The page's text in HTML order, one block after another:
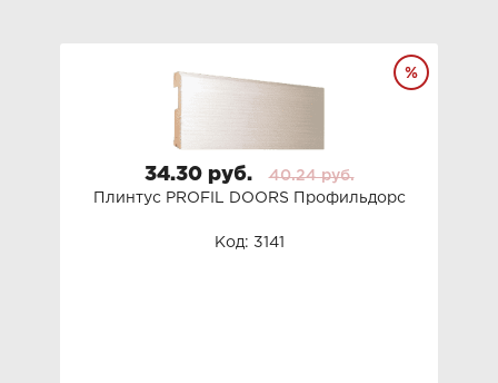
34.30 руб.
40.24 руб.
Плинтус PROFIL DOORS Профильдорс
Код: 3141